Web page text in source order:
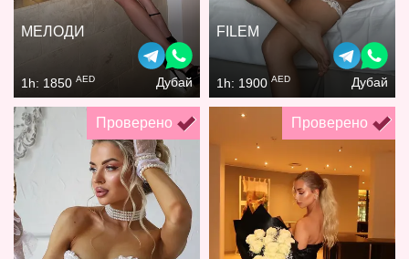
МЕЛОДИ
1h: 1850 AED Дубай
FILEM
1h: 1900 AED Дубай
Проверено Проверено